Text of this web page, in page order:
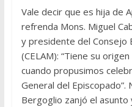
Vale decir que es hija de
refrenda Mons. Miguel
y presidente del Consejo
(CELAM): “Tiene su
cuando propusimos
General del
Bergoglio zanjó el asunto